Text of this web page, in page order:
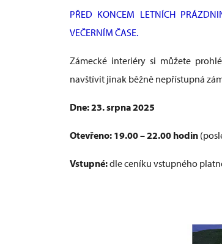
PŘED KONCEM LETNÍCH
VEČERNÍM ČASE.
Zámecké interiéry si můžete
navštívit jinak běžně nepřístupná
Dne: 23. srpna 2025
Otevřeno: 19.00 – 22.00 hodin
Vstupné:dle ceníku vstupného